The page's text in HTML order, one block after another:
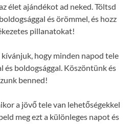
élet ajándékot ad neked. Töltsd
és örömmel, és hozz
pillanatokat!
hogy minden napod tele
és boldogsággal. Köszöntünk és
benned!
a jövő tele van lehetőségekkel
meg ezt a különleges napot és